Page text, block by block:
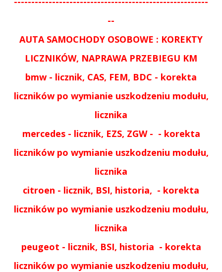
--
AUTA SAMOCHODY OSOBOWE : KOREKTY
LICZNIKÓW, NAPRAWA PRZEBIEGU KM
bmw - licznik, CAS, FEM, BDC - korekta
liczników po wymianie uszkodzeniu modułu,
licznika
mercedes - licznik, EZS, ZGW - - korekta
liczników po wymianie uszkodzeniu modułu,
licznika
citroen - licznik, BSI, historia, - korekta
liczników po wymianie uszkodzeniu modułu,
licznika
peugeot - licznik, BSI, historia - korekta
liczników po wymianie uszkodzeniu modułu,